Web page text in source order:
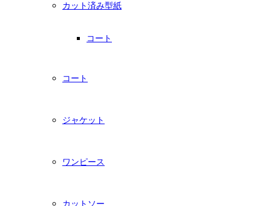
カット済み型紙
コート
コート
ジャケット
ワンピース
カットソー